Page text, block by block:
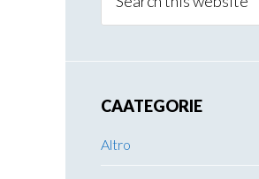
this
CAATEGORIE
Altro